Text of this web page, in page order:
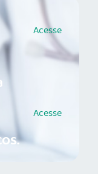
Acesse
Acesse